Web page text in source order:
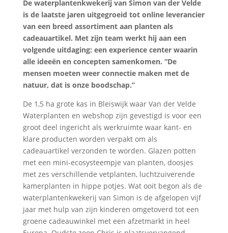
De waterplantenkwekerij van Simon van der Velde
is de laatste jaren uitgegroeid tot online leverancier
van een breed assortiment aan planten als
cadeauartikel. Met zijn team werkt hij aan een
volgende uitdaging: een experience center waarin
alle ideeën en concepten samenkomen. “De
mensen moeten weer connectie maken met de
natuur, dat is onze boodschap.”
De 1,5 ha grote kas in Bleiswijk waar Van der Velde
Waterplanten en webshop zijn gevestigd is voor een
groot deel ingericht als werkruimte waar kant- en
klare producten worden verpakt om als
cadeauartikel verzonden te worden. Glazen potten
met een mini-ecosysteempje van planten, doosjes
met zes verschillende vetplanten, luchtzuiverende
kamerplanten in hippe potjes. Wat ooit begon als de
waterplantenkwekerij van Simon is de afgelopen vijf
jaar met hulp van zijn kinderen omgetoverd tot een
groene cadeauwinkel met een afzetmarkt in heel